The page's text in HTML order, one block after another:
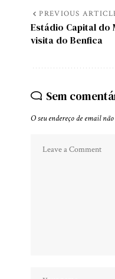
PREVIOUS
Estádio Capital do
visita do Benfica
Sem
O seu endereço de email